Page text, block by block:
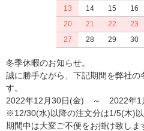
13
14 15 16
20
21 22 23
27
28 29 30
冬季休暇のお知らせ。
誠に勝手ながら、下記期間を弊社の
す。
2022年12月30日(金) ～ 2022年1
※12/30(水)以降の注文分は1/5(木)以
期間中は大変ご不便をお掛け致し